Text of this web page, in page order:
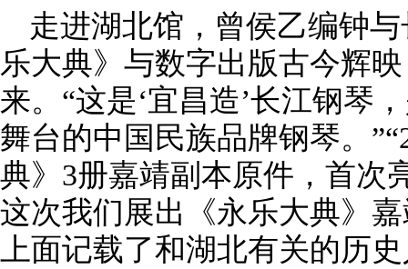
走进湖北馆，曾侯乙编钟
乐大典》与数字出版古今辉
来。“这是‘宜昌造’长江钢琴
舞台的中国民族品牌钢琴。
典》3册嘉靖副本原件，首次
这次我们展出《永乐大典》
上面记载了和湖北有关的历